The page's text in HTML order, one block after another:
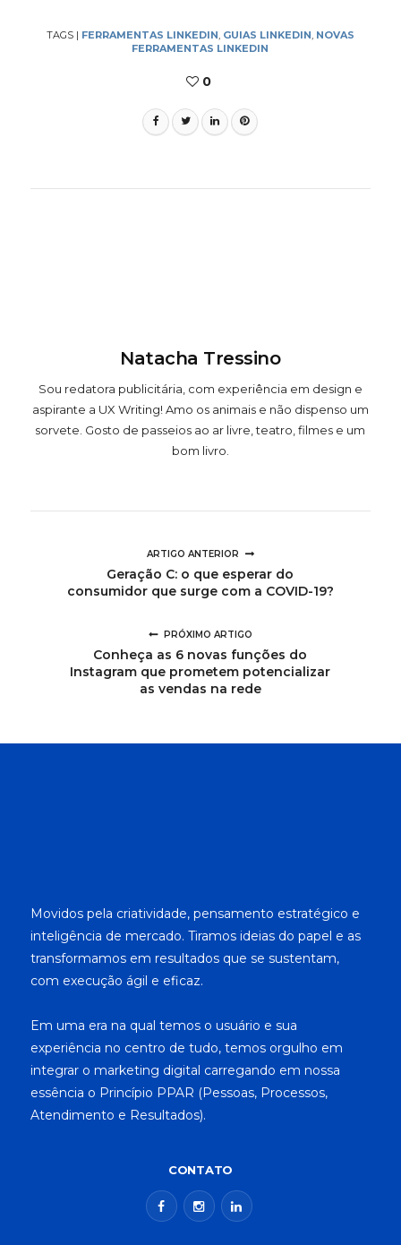
TAGS| FERRAMENTAS LINKEDIN, GUIAS LINKEDIN, NOVAS
FERRAMENTAS LINKEDIN
0
Natacha Tressino
Sou redatora publicitária, com experiência em design e
aspirante a UX Writing! Amo os animais e não dispenso um
sorvete. Gosto de passeios ao ar livre, teatro, filmes e um
bom livro.
ARTIGO ANTERIOR
Geração C: o que esperar do
consumidor que surge com a COVID-19?
PRÓXIMO ARTIGO
Conheça as 6 novas funções do
Instagram que prometem potencializar
as vendas na rede
Movidos pela criatividade, pensamento estratégico e
inteligência de mercado. Tiramos ideias do papel e as
transformamos em resultados que se sustentam,
com execução ágil e eficaz.
Em uma era na qual temos o usuário e sua
experiência no centro de tudo, temos orgulho em
integrar o marketing digital carregando em nossa
essência o Princípio PPAR (Pessoas, Processos,
Atendimento e Resultados).
CONTATO